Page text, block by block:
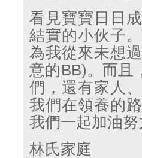
看見寶寶日日
結實的小伙子
為我從來未想
意的BB)。而且
們，還有家人
我們在領養的
我們一起加油
林氏家庭